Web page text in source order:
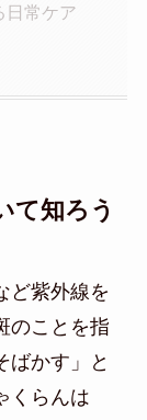
日常ケア
て知ろう
ど紫外線を
のことを指
ばかす」と
くらんは